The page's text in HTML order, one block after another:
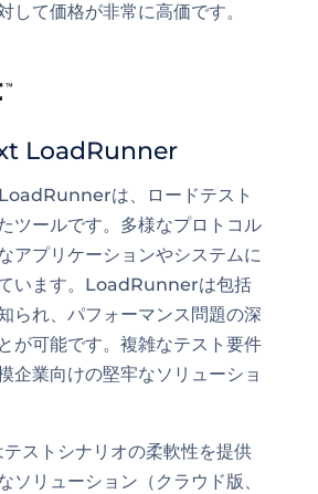
して価格が非常に高価です。
LoadRunner
は、ロードテスト
ツールです。多様なプロトコル
アプリケーションやシステムに
います。LoadRunnerは包括
られ、パフォーマンス問題の深
が可能です。複雑なテスト要件
企業向けの堅牢なソリューショ
ストシナリオの柔軟性を提供
ソリューション（クラウド版、